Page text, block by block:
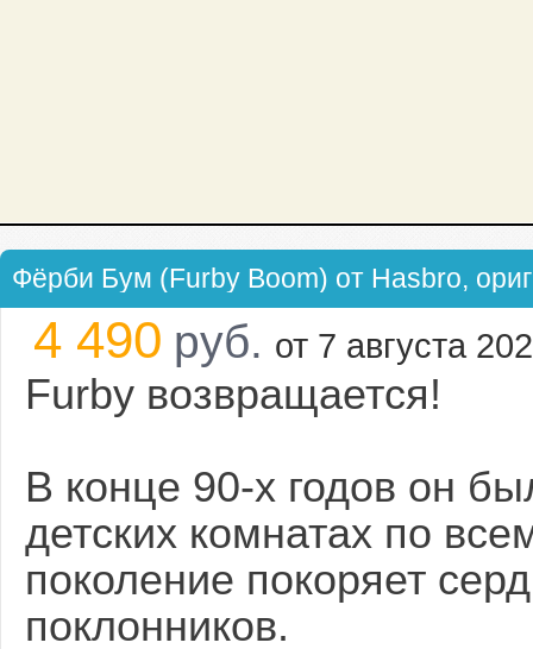
Фёрби Бум (Furby Boom) от Hasbro,
4 490 руб. от 7 августа
Furby возвращается!
В конце 90-х годов он
детских комнатах по
поколение покоряет
поклонников.